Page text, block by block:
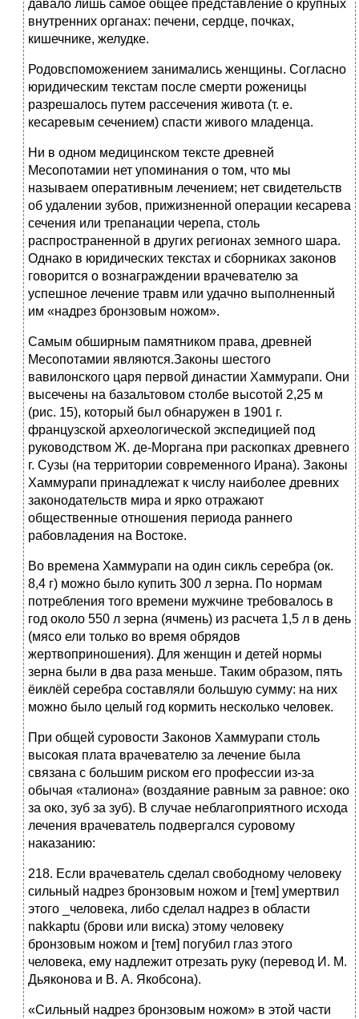
давало лишь самое общее представление о крупных
внутренних органах: печени, сердце, почках,
кишечнике, желудке.
Родовспоможением занимались женщины. Согласно
юридическим текстам после смерти роженицы
разрешалось путем рассечения живота (т. е.
кесаревым сечением) спасти живого младенца.
Ни в одном медицинском тексте древней
Месопотамии нет упоминания о том, что мы
называем оперативным лечением; нет свидетельств
об удалении зубов, прижизненной операции кесарева
сечения или трепанации черепа, столь
распространенной в других регионах земного шара.
Однако в юридических текстах и сборниках законов
говорится о вознаграждении врачевателю за
успешное лечение травм или удачно выполненный
им «надрез бронзовым ножом».
Самым обширным памятником права, древней
Месопотамии являются.Законы шестого
вавилонского царя первой династии Хаммурапи. Они
высечены на базальтовом столбе высотой 2,25 м
(рис. 15), который был обнаружен в 1901 г.
французской археологической экспедицией под
руководством Ж. де-Моргана при раскопках древнего
г. Сузы (на территории современного Ирана). Законы
Хаммурапи принадлежат к числу наиболее древних
законодательств мира и ярко отражают
общественные отношения периода раннего
рабовладения на Востоке.
Во времена Хаммурапи на один сикль серебра (ок.
8,4 г) можно было купить 300 л зерна. По нормам
потребления того времени мужчине требовалось в
год около 550 л зерна (ячмень) из расчета 1,5 л в день
(мясо ели только во время обрядов
жертвоприношения). Для женщин и детей нормы
зерна были в два раза меньше. Таким образом, пять
ёиклёй серебра составляли большую сумму: на них
можно было целый год кормить несколько человек.
При общей суровости Законов Хаммурапи столь
высокая плата врачевателю за лечение была
связана с большим риском его профессии из-за
обычая «талиона» (воздаяние равным за равное: око
за око, зуб за зуб). В случае неблагоприятного исхода
лечения врачеватель подвергался суровому
наказанию:
218. Если врачеватель сделал свободному человеку
сильный надрез бронзовым ножом и [тем] умертвил
этого _человека, либо сделал надрез в области
nakkaptu (брови или виска) этому человеку
бронзовым ножом и [тем] погубил глаз этого
человека, ему надлежит отрезать руку (перевод И. М.
Дьяконова и В. А. Якобсона).
«Сильный надрез бронзовым ножом» в этой части